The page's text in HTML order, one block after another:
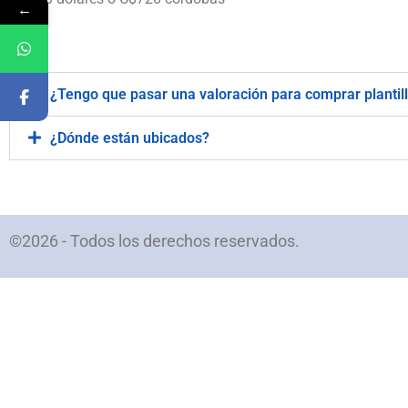
¿Tengo que pasar una valoración para comprar
¿Dónde están ubicados?
©2026 - Todos los derechos reservados.
←